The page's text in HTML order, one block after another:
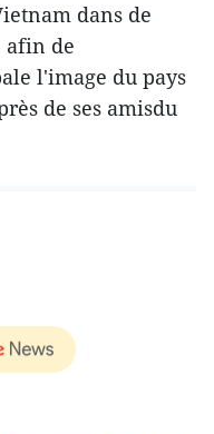
dans de
afin de
l'image du pays
de ses amisdu